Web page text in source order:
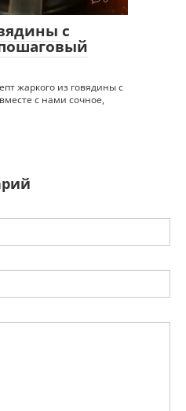
с
жаркого из говядины с
с нами сочное,